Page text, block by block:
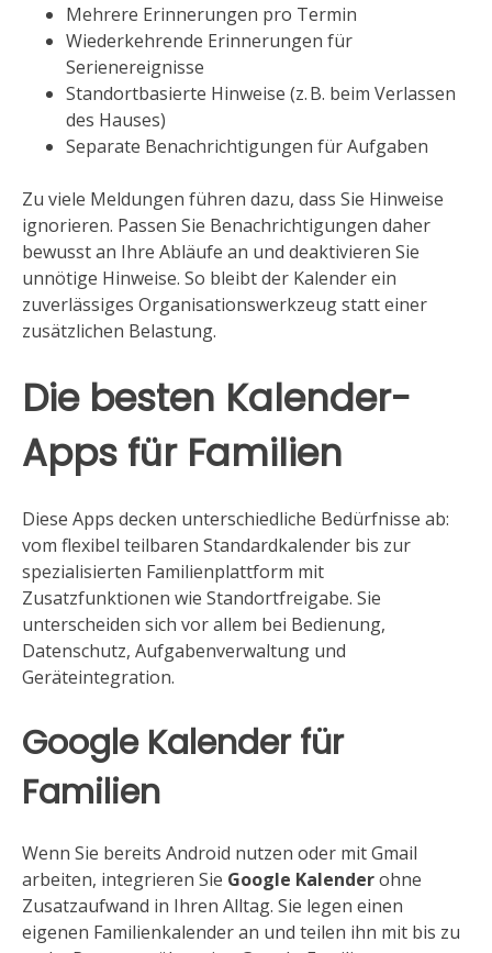
Mehrere Erinnerungen pro Termin
Wiederkehrende Erinnerungen für
Serienereignisse
Standortbasierte Hinweise (z. B. beim Verlassen
des Hauses)
Separate Benachrichtigungen für Aufgaben
Zu viele Meldungen führen dazu, dass Sie Hinweise
ignorieren. Passen Sie Benachrichtigungen daher
bewusst an Ihre Abläufe an und deaktivieren Sie
unnötige Hinweise. So bleibt der Kalender ein
zuverlässiges Organisationswerkzeug statt einer
zusätzlichen Belastung.
Die besten Kalender-
Apps für Familien
Diese Apps decken unterschiedliche Bedürfnisse ab:
vom flexibel teilbaren Standardkalender bis zur
spezialisierten Familienplattform mit
Zusatzfunktionen wie Standortfreigabe. Sie
unterscheiden sich vor allem bei Bedienung,
Datenschutz, Aufgabenverwaltung und
Geräteintegration.
Google Kalender für
Familien
Wenn Sie bereits Android nutzen oder mit Gmail
arbeiten, integrieren Sie Google Kalenderohne
Zusatzaufwand in Ihren Alltag. Sie legen einen
eigenen Familienkalender an und teilen ihn mit bis zu